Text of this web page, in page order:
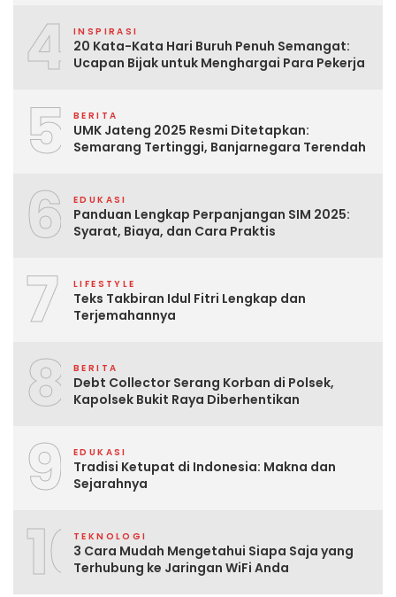
4 INSPIRASI
20 Kata-Kata Hari Buruh Penuh Semangat:
Ucapan Bijak untuk Menghargai Para Pekerja
5 BERITA
UMK Jateng 2025 Resmi Ditetapkan:
Semarang Tertinggi, Banjarnegara Terendah
6 EDUKASI
Panduan Lengkap Perpanjangan SIM 2025:
Syarat, Biaya, dan Cara Praktis
7 LIFESTYLE
Teks Takbiran Idul Fitri Lengkap dan
Terjemahannya
8 BERITA
Debt Collector Serang Korban di Polsek,
Kapolsek Bukit Raya Diberhentikan
9 EDUKASI
Tradisi Ketupat di Indonesia: Makna dan
Sejarahnya
10TEKNOLOGI
3 Cara Mudah Mengetahui Siapa Saja yang
Terhubung ke Jaringan WiFi Anda